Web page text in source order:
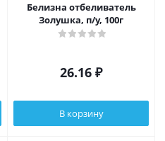
Белизна отбеливатель
Золушка, п/у, 100г
26.16 ₽
В корзину